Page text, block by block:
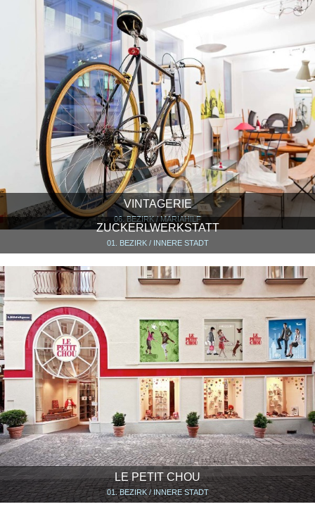
VINTAGERIE
06. BEZIRK / MARIAHILF
ZUCKERLWERKSTATT
01. BEZIRK / INNERE STADT
LE PETIT CHOU
01. BEZIRK / INNERE STADT